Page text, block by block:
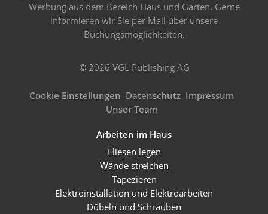
Werbung aus dem Bereich Haus und Garten. Gerne
informieren wir Sie per Mail über unsere
Buchungsmöglichkeiten.
© 2026 VGL Publishing AG
Cookie Einstellungen Datenschutz Impressum
Unser Team
Arbeiten im Haus
Fliesen legen
Wände streichen
Tapezieren
Elektroinstallation und Elektroarbeiten
Dübeln und Schrauben